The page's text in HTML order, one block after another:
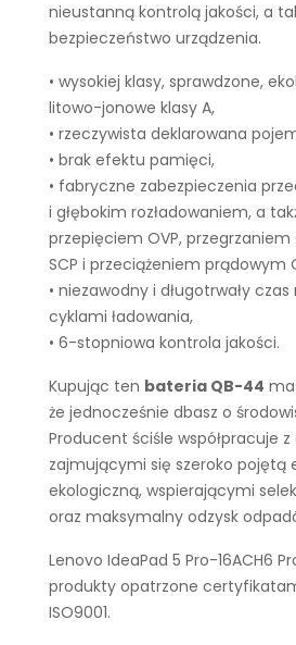
nieustanną kontrolą jakości, a
bezpieczeństwo urządzenia.
• wysokiej klasy, sprawdzone,
litowo-jonowe klasy A,
• rzeczywista deklarowana
• brak efektu pamięci,
• fabryczne zabezpieczenia
i głębokim rozładowaniem, a
przepięciem OVP, przegrzaniem
SCP i przeciążeniem prądowym
• niezawodny i długotrwały
cyklami ładowania,
• 6-stopniowa kontrola jakości.
Kupując ten bateria QB-44
że jednocześnie dbasz o
Producent ściśle współpracuje
zajmującymi się szeroko pojętą
ekologiczną, wspierającymi
oraz maksymalny odzysk
Lenovo IdeaPad 5 Pro-16ACH6
produkty opatrzone
ISO9001.